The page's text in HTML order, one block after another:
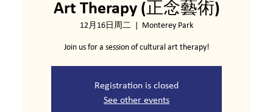
Art Therapy (正念藝術)
12月16日周二 Monterey Park
Join us for a session of cultural art therapy!
Registration is closed
See other events